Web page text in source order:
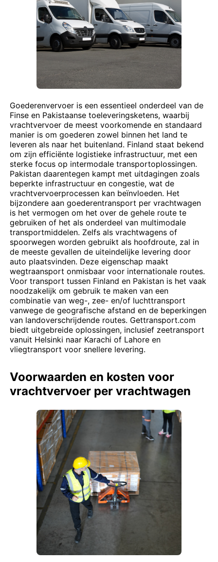
Goederenvervoer is een essentieel onderdeel van de
Finse en Pakistaanse toeleveringsketens, waarbij
vrachtvervoer de meest voorkomende en standaard
manier is om goederen zowel binnen het land te
leveren als naar het buitenland. Finland staat bekend
om zijn efficiënte logistieke infrastructuur, met een
sterke focus op intermodale transportoplossingen.
Pakistan daarentegen kampt met uitdagingen zoals
beperkte infrastructuur en congestie, wat de
vrachtvervoerprocessen kan beïnvloeden. Het
bijzondere aan goederentransport per vrachtwagen
is het vermogen om het over de gehele route te
gebruiken of het als onderdeel van multimodale
transportmiddelen. Zelfs als vrachtwagens of
spoorwegen worden gebruikt als hoofdroute, zal in
de meeste gevallen de uiteindelijke levering door
auto plaatsvinden. Deze eigenschap maakt
wegtraansport onmisbaar voor internationale routes.
Voor transport tussen Finland en Pakistan is het vaak
noodzakelijk om gebruik te maken van een
combinatie van weg-, zee- en/of luchttransport
vanwege de geografische afstand en de beperkingen
van landoverschrijdende routes. Gettransport.com
biedt uitgebreide oplossingen, inclusief zeetransport
vanuit Helsinki naar Karachi of Lahore en
vliegtransport voor snellere levering.
Voorwaarden en kosten voor
vrachtvervoer per vrachtwagen